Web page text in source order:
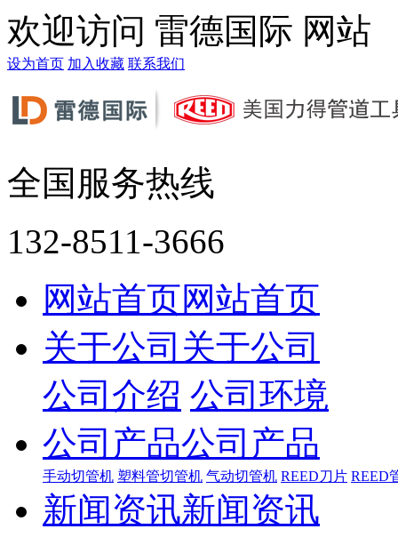
欢迎访问 雷德国际 网站
设为首页 加入收藏 联系我们
全国服务热线
132-8511-3666
网站首页网站首页
关于公司 关于公司
公司介绍 公司环境
公司产品公司产品
手动切管机 塑料管切管机 气动切管机 REED刀片 REED
新闻资讯新闻资讯